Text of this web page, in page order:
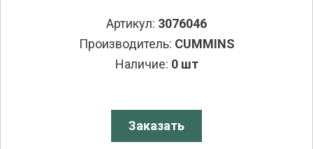
Артикул: 3076046
Производитель: CUMMINS
Наличие: 0 шт
Заказать